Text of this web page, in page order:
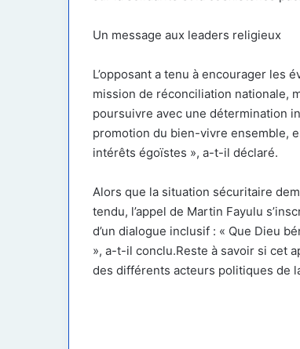
Un message aux leaders religieux
L’opposant a tenu à encourager les
mission de réconciliation nationale,
poursuivre avec une détermination
promotion du bien-vivre ensemble,
intérêts égoïstes », a-t-il déclaré.
Alors que la situation sécuritaire
tendu, l’appel de Martin Fayulu
d’un dialogue inclusif : « Que Dieu
», a-t-il conclu.Reste à savoir si cet
des différents acteurs politiques de